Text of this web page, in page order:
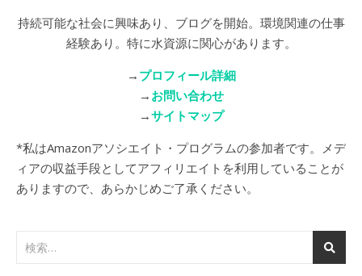
持続可能な社会に興味あり、ブログを開始。環境関連の仕事
経験あり。特に水資源に関心があります。
→ プロフィール詳細
→ お問い合わせ
→サイトマップ
*私はAmazonアソシエイト・プログラムの参加者です。メデ
ィアの収益手段としてアフィリエイトを利用していることが
ありますので、あらかじめご了承ください。